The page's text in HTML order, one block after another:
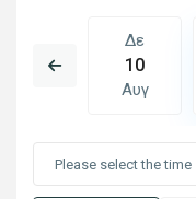
Δε
10
Αυγ